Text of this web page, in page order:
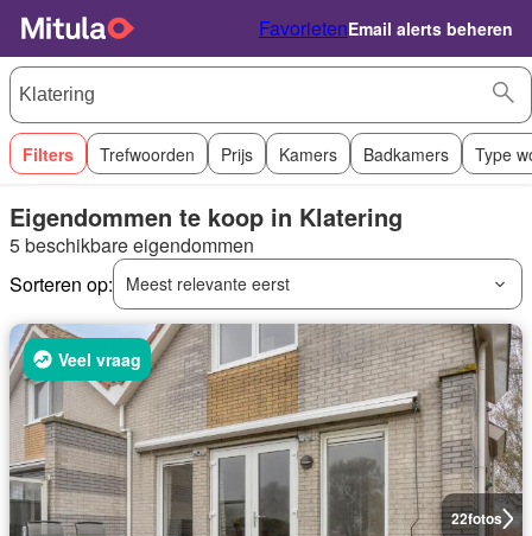
FavorietenEmail alerts beheren
Filters Trefwoorden Prijs Kamers Badkamers Type
Eigendommen te koop in Klatering
5 beschikbare eigendommen
Sorteren op:
Meest relevante eerst
22fotos
Veel vraag